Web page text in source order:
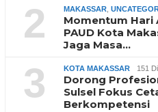
2 MAKASSAR
Momentum Hari
PAUD Kota
Jaga Masa…
3 KOTA MAKASSAR 151
Dorong
Sulsel Fokus
Berkompetensi